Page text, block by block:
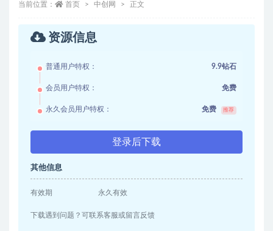
当前位置： 首页 中创网 正文
资源信息
普通用户特权： 9.9钻石
会员用户特权： 免费
永久会员用户特权： 免费 推荐
登录后下载
其他信息
有效期 永久有效
下载遇到问题？可联系客服或留言反馈